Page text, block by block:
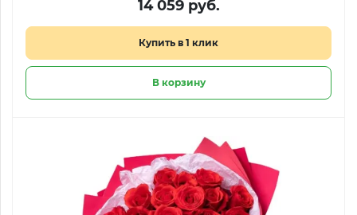
14 059 руб.
Купить в 1 клик
В корзину